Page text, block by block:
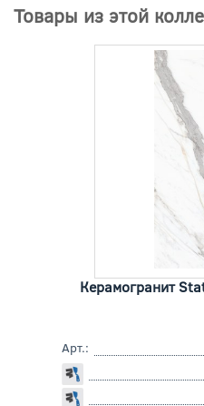
Товары из этой
Керамогранит
Арт.: